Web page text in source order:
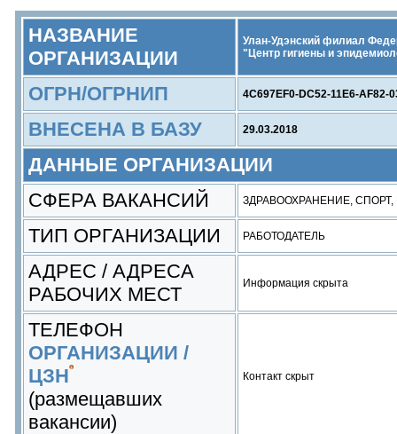
НАЗВАНИЕ
ОРГАНИЗАЦИИ
Улан-Удэнский филиал
"Центр гигиены и
ОГРН/ОГРНИП 4C697EF0-DC52-11E6-AF82-
ВНЕСЕНА В БАЗУ 29.03.2018
ДАННЫЕ ОРГАНИЗАЦИИ
СФЕРА ВАКАНСИЙ
ЗДРАВООХРАНЕНИЕ,
ТИП ОРГАНИЗАЦИИ РАБОТОДАТЕЛЬ
АДРЕС / АДРЕСА
РАБОЧИХ МЕСТ
Информация скрыта
ТЕЛЕФОН
ОРГАНИЗАЦИИ /
ЦЗН
(размещавших
вакансии)
Контакт скрыт